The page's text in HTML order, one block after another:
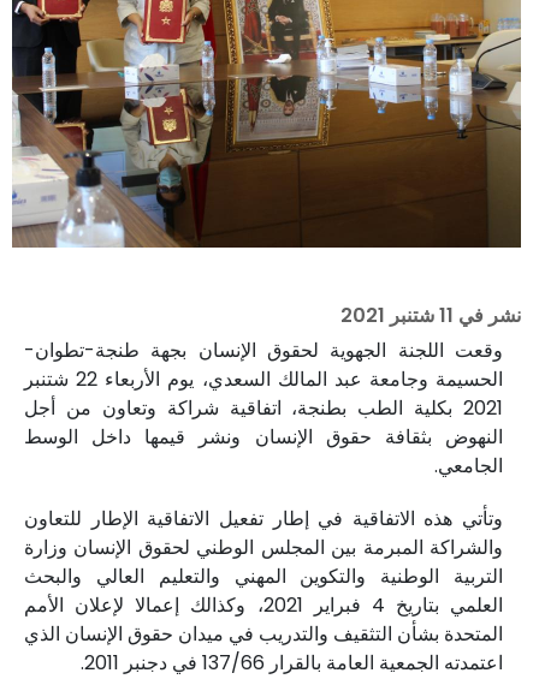
نشر في 11 شتنبر 2021
وقعت اللجنة الجهوية لحقوق الإنسان بجهة طنجة-تطوان-
الحسيمة وجامعة عبد المالك السعدي، يوم الأربعاء 22 شتنبر
2021 بكلية الطب بطنجة، اتفاقية شراكة وتعاون من أجل
النهوض بثقافة حقوق الإنسان ونشر قيمها داخل الوسط
الجامعي.
وتأتي هذه الاتفاقية في إطار تفعيل الاتفاقية الإطار للتعاون
والشراكة المبرمة بين المجلس الوطني لحقوق الإنسان وزارة
التربية الوطنية والتكوين المهني والتعليم العالي والبحث
العلمي بتاريخ 4 فبراير 2021، وكذالك إعمالا لإعلان الأمم
المتحدة بشأن التثقيف والتدريب في ميدان حقوق الإنسان الذي
اعتمدته الجمعية العامة بالقرار 137/66 في دجنبر 2011.